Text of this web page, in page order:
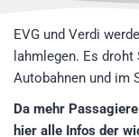
EVG und Verdi
lahmlegen. Es
Autobahnen und im
Da mehr
hier alle Infos der